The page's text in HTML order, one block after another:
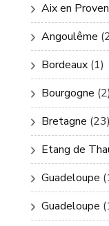
Aix en
Angoulême
Bordeaux (1)
Bourgogne (2)
Bretagne (23)
Etang de
Guadeloupe
Guadeloupe